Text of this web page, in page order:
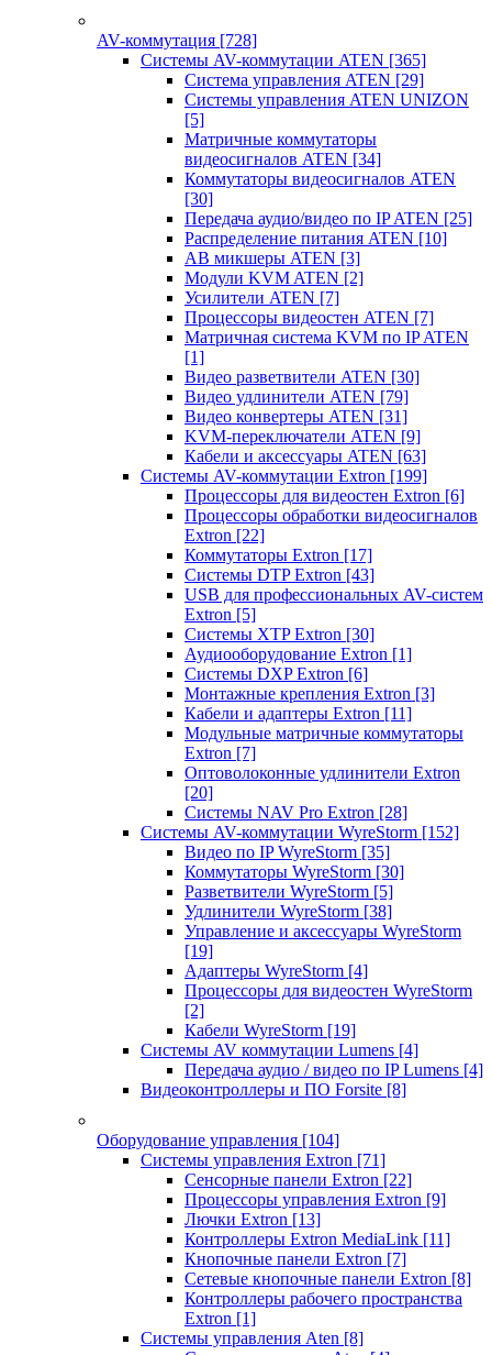
AV-коммутация [728]
Системы AV-коммутации ATEN [365]
Система управления ATEN [29]
Системы управления ATEN UNIZON
[5]
Матричные коммутаторы
видеосигналов ATEN [34]
Коммутаторы видеосигналов ATEN
[30]
Передача аудио/видео по IP ATEN [25]
Распределение питания ATEN [10]
АВ микшеры ATEN [3]
Модули KVM ATEN [2]
Усилители ATEN [7]
Процессоры видеостен ATEN [7]
Матричная система KVM по IP ATEN
[1]
Видео разветвители ATEN [30]
Видео удлинители ATEN [79]
Видео конвертеры ATEN [31]
KVM-переключатели ATEN [9]
Кабели и аксессуары ATEN [63]
Системы AV-коммутации Extron [199]
Процессоры для видеостен Extron [6]
Процессоры обработки видеосигналов
Extron [22]
Коммутаторы Extron [17]
Системы DTP Extron [43]
USB для профессиональных AV-систем
Extron [5]
Системы XTP Extron [30]
Аудиооборудование Extron [1]
Системы DXP Extron [6]
Монтажные крепления Extron [3]
Кабели и адаптеры Extron [11]
Модульные матричные коммутаторы
Extron [7]
Оптоволоконные удлинители Extron
[20]
Системы NAV Pro Extron [28]
Системы AV-коммутации WyreStorm [152]
Видео по IP WyreStorm [35]
Коммутаторы WyreStorm [30]
Разветвители WyreStorm [5]
Удлинители WyreStorm [38]
Управление и аксессуары WyreStorm
[19]
Адаптеры WyreStorm [4]
Процессоры для видеостен WyreStorm
[2]
Кабели WyreStorm [19]
Системы AV коммутации Lumens [4]
Передача аудио / видео по IP Lumens [4]
Видеоконтроллеры и ПО Forsite [8]
Оборудование управления [104]
Системы управления Extron [71]
Сенсорные панели Extron [22]
Процессоры управления Extron [9]
Лючки Extron [13]
Контроллеры Extron MediaLink [11]
Кнопочные панели Extron [7]
Сетевые кнопочные панели Extron [8]
Контроллеры рабочего пространства
Extron [1]
Системы управления Aten [8]